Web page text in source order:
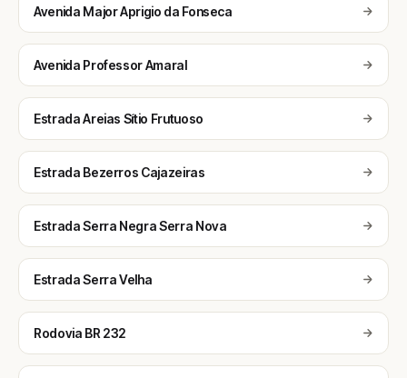
Avenida Major Aprigio da Fonseca
Avenida Professor Amaral
Estrada Areias Sítio Frutuoso
Estrada Bezerros Cajazeiras
Estrada Serra Negra Serra Nova
Estrada Serra Velha
Rodovia BR 232